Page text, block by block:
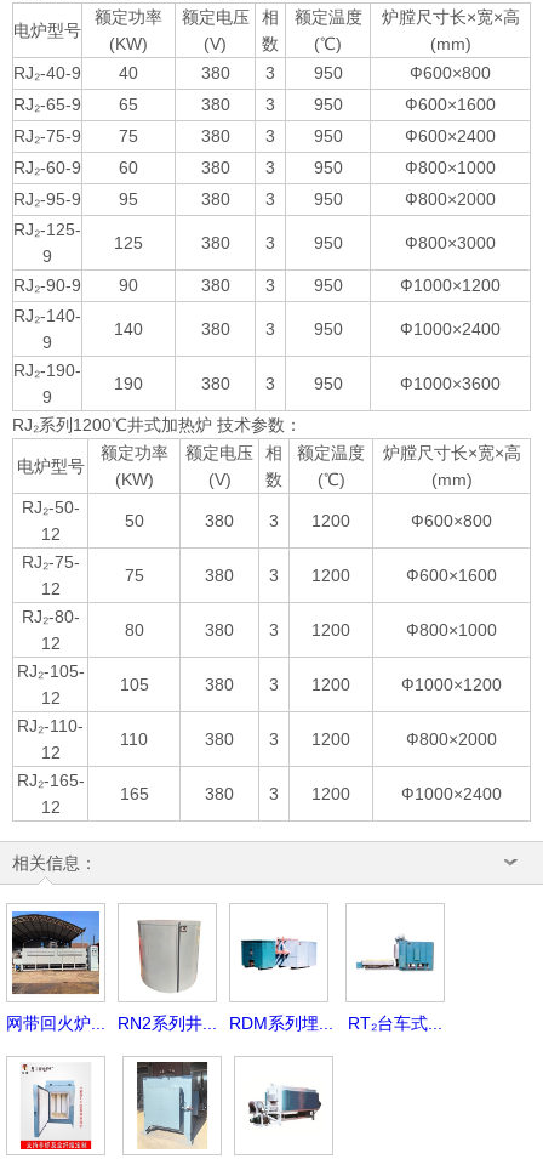
电炉型号
额定功率
(KW)
额定电压
(V)
相
数
额定温度
(℃)
炉膛尺寸长×宽×高
(mm)
RJ₂-40-9
40 380 3 950
Ф600×800
RJ₂-65-9
65 380 3 950
Ф600×1600
RJ₂-75-9
75 380 3 950
Ф600×2400
RJ₂-60-9
60 380 3 950
Ф800×1000
RJ₂-95-9
95 380 3 950
Ф800×2000
RJ₂-125-
9
125 380 3 950 Ф800×3000
RJ₂-90-9 90 380 3 950
Ф1000×1200
RJ₂-140-
9
140 380 3 950 Ф1000×2400
RJ₂-190-
9
190 380 3 950 Ф1000×3600
RJ₂系列1200℃井式加热炉 技术参数：
电炉型号
额定功率
(KW)
额定电压
(V)
相
数
额定温度
(℃)
炉膛尺寸长×宽×高
(mm)
RJ₂-50-
12
50 380 3 1200 Ф600×800
RJ₂-75-
12
75 380 3 1200 Ф600×1600
RJ₂-80-
12
80 380 3 1200 Ф800×1000
RJ₂-105-
12
105 380 3 1200 Ф1000×1200
RJ₂-110-
12
110 380 3 1200 Ф800×2000
RJ₂-165-
12
165 380 3 1200 Ф1000×2400
相关信息：
网带回火炉... RN2系列井... RDM系列埋... RT₂台车式...